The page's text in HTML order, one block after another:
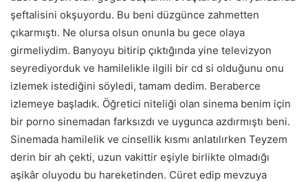
şeftalisini okşuyordu. Bu beni düzgünce zahmetten
çıkarmıştı. Ne olursa olsun onunla bu gece olaya
girmeliydim. Banyoyu bitirip çıktığında yine televizyon
seyrediyorduk ve hamilelikle ilgili bir cd si olduğunu onu
izlemek istediğini söyledi, tamam dedim. Beraberce
izlemeye başladık. Öğretici niteliği olan sinema benim için
bir porno sinemadan farksızdı ve uygunca azdırmıştı beni.
Sinemada hamilelik ve cinsellik kısmı anlatılırken Teyzem
derin bir ah çekti, uzun vakittir eşiyle birlikte olmadığı
aşikâr oluyodu bu hareketinden. Cüret edip mevzuya